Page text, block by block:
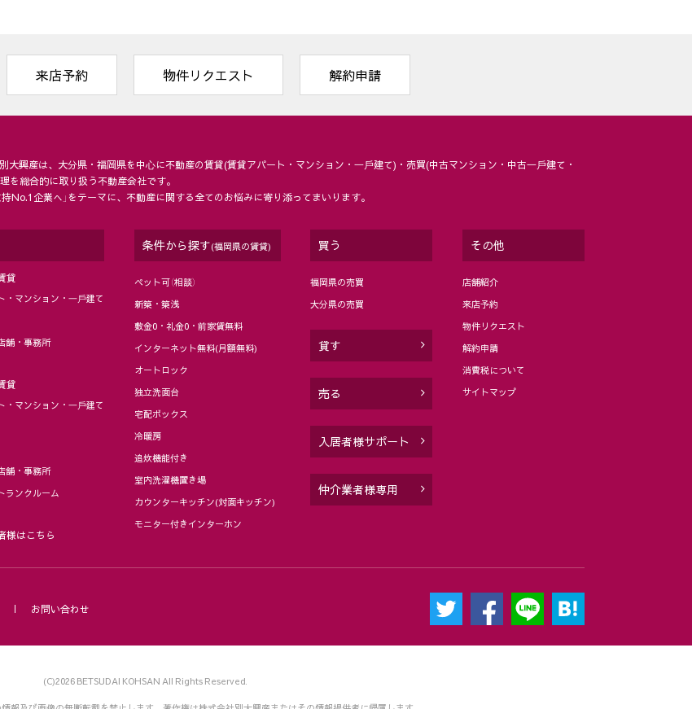
来店予約 物件リクエスト 解約申請
大興産は、大分県・福岡県を中⼼に不動産の賃貸(賃貸アパート・マンション・⼀⼾建て)・売買(中古マンション・中古⼀⼾建て・
を総合的に取り扱う不動産会社です。
持No.1企業へ」をテーマに、不動産に関する全てのお悩みに寄り添ってまいります。
貸
・マンション・⼀⼾建て
舗・事務所
貸
・マンション・⼀⼾建て
舗・事務所
ランクルーム
様はこちら
条件から探す(福岡県の賃貸)
ペット可（相談）
新築・築浅
敷金0・礼金0・前家賃無料
インターネット無料(月額無料)
オートロック
独立洗面台
宅配ボックス
冷暖房
追炊機能付き
室内洗濯機置き場
カウンターキッチン(対面キッチン)
モニター付きインターホン
買う
福岡県の売買
大分県の売買
貸す
売る
入居者様サポート
仲介業者様専用
その他
店舗紹介
来店予約
物件リクエスト
解約申請
消費税について
サイトマップ
お問い合わせ
(C)2026 BETSUDAI KOHSAN All Rights Reserved.